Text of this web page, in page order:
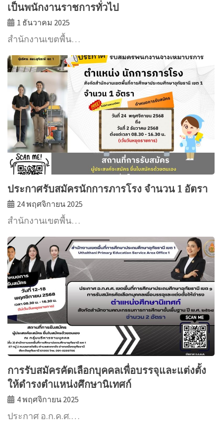
เป็นพนักงานราชการทั่วไป
1 ธันวาคม 2025
สำนักงานเขตพื้น…
ประกาศรับสมัครนักการภารโรง จำนวน 1 อัตรา
24 พฤศจิกายน 2025
สำนักงานเขตพื้น…
การรับสมัครคัดเลือกบุคคลเพื่อบรรจุและแต่งตั้ง
ให้ดำรงตำแหน่งศึกษานิเทศก์
4 พฤศจิกายน 2025
ประกาศ อ.ก.ค.ศ.…